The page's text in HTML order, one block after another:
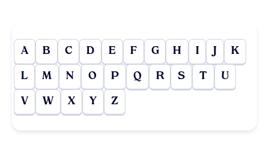
A B C D E F G H I J K
L M N O P Q R S T U
V W X Y Z